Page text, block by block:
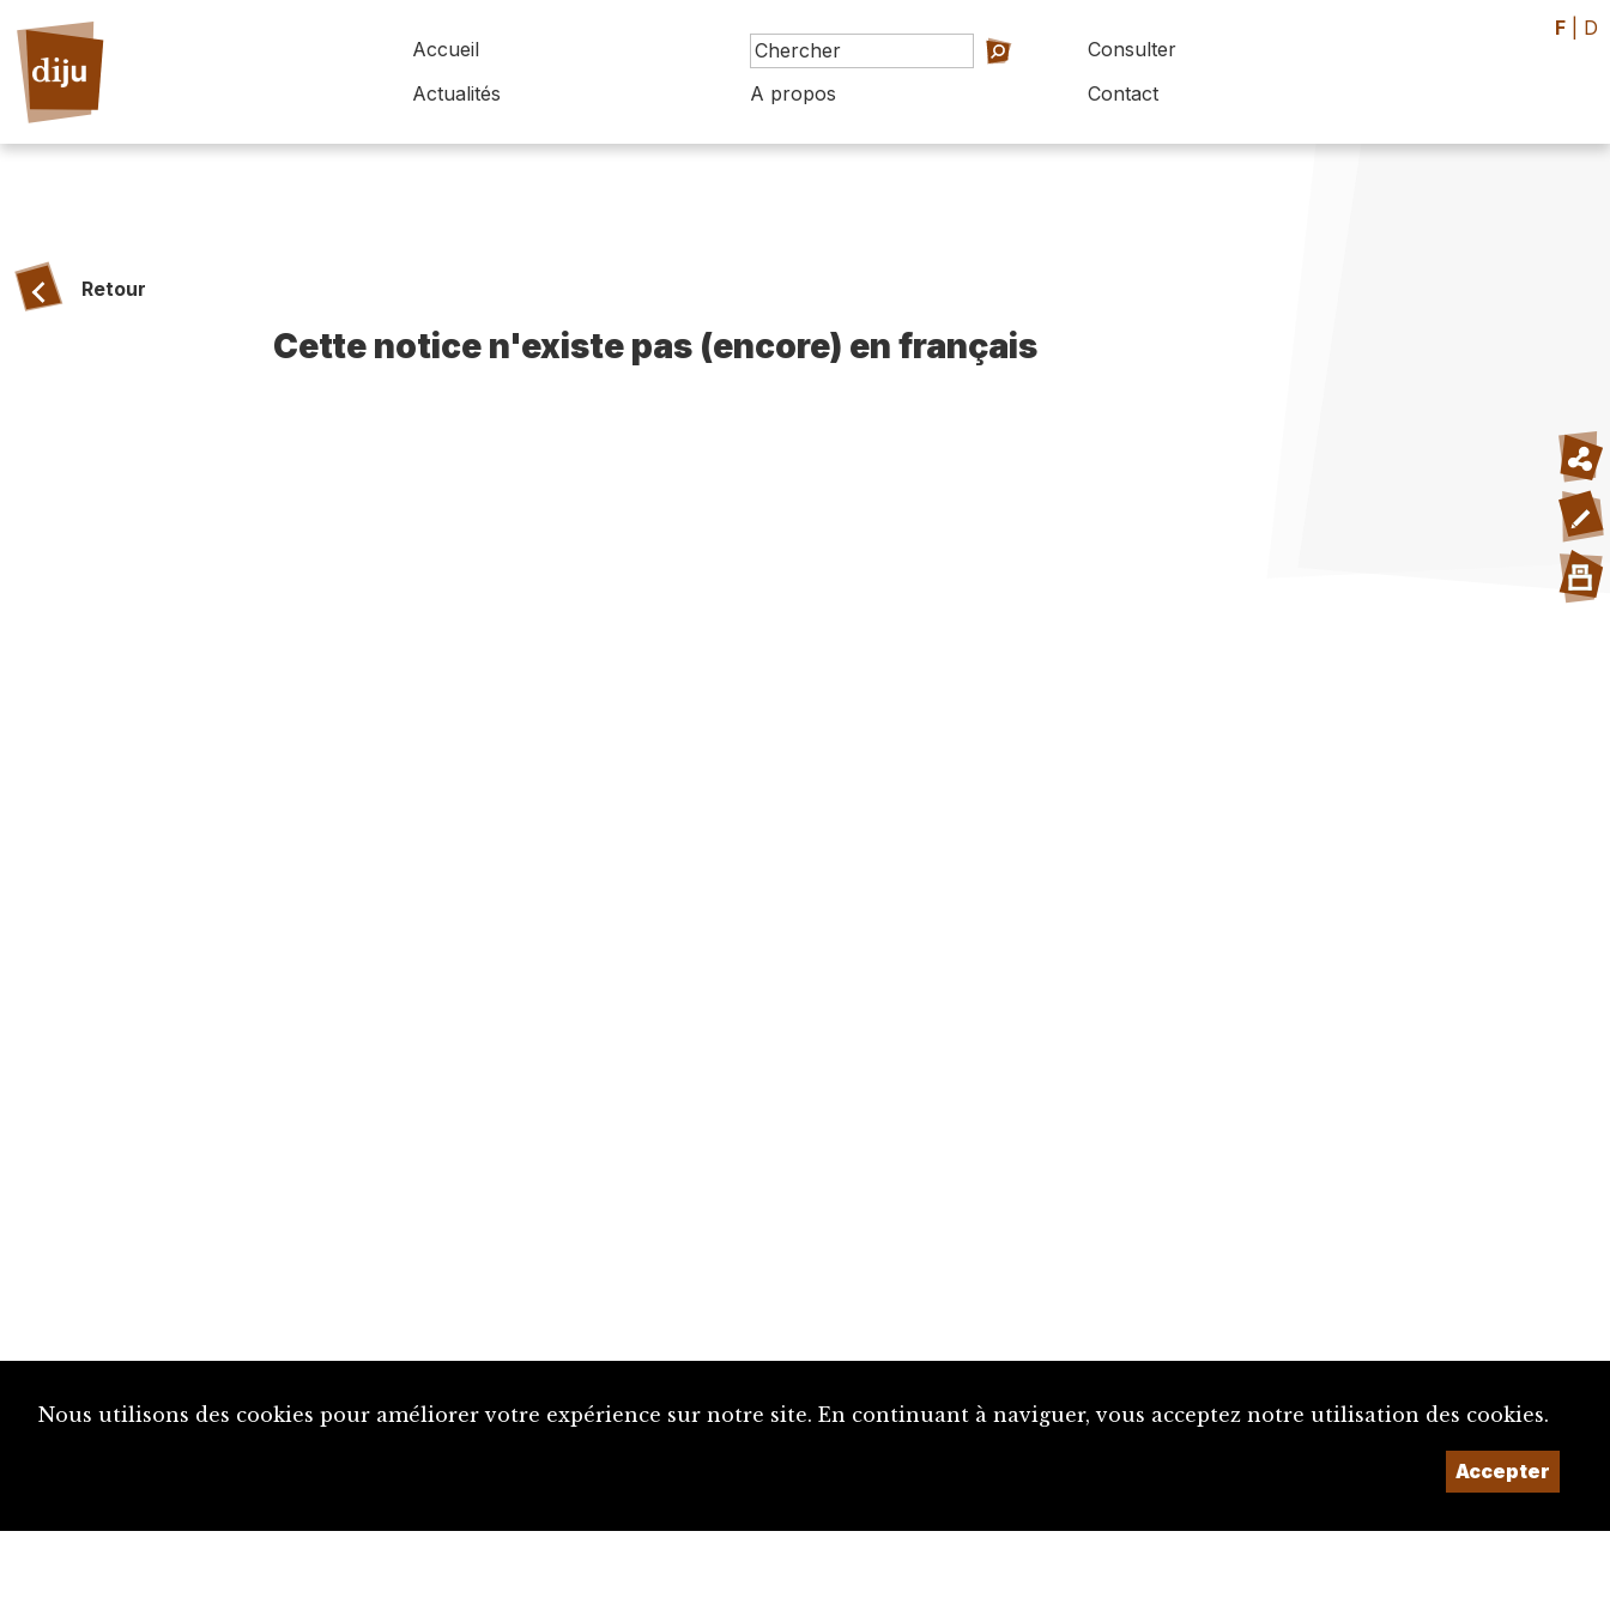
Accueil
Consulter
Actualités
A propos Contact
F D
Retour
Cette notice n'existe pas (encore) en français
Nous utilisons des cookies pour améliorer votre expérience sur notre site. En continuant à naviguer, vous acceptez notre utilisation des cookies.
Accepter